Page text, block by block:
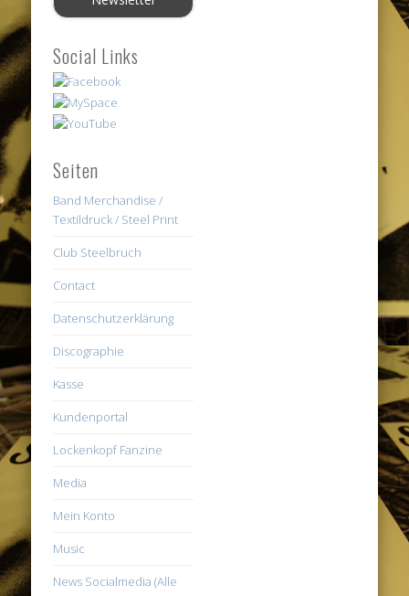
Social Links
Seiten
Band Merchandise /
Textildruck / Steel Print
Club Steelbruch
Contact
Datenschutzerklärung
Discographie
Kasse
Kundenportal
Lockenkopf Fanzine
Media
Mein Konto
Music
News Socialmedia (Alle